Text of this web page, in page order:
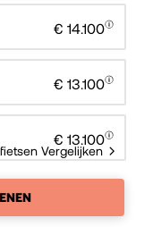
€ 14.100
€ 13.100
€ 13.100
Vergelijken